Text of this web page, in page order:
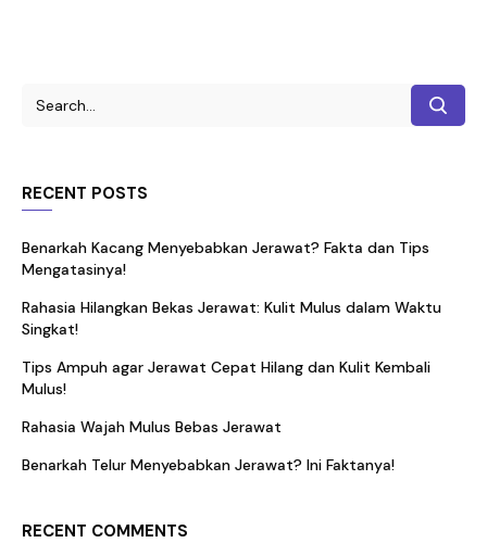
RECENT POSTS
Benarkah Kacang Menyebabkan Jerawat? Fakta dan Tips
Mengatasinya!
Rahasia Hilangkan Bekas Jerawat: Kulit Mulus dalam Waktu
Singkat!
Tips Ampuh agar Jerawat Cepat Hilang dan Kulit Kembali
Mulus!
Rahasia Wajah Mulus Bebas Jerawat
Benarkah Telur Menyebabkan Jerawat? Ini Faktanya!
RECENT COMMENTS